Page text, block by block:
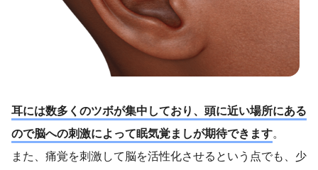
耳には数多くのツボが集中しており、頭に近い場所にある
ので脳への刺激によって眠気覚ましが期待できます。
また、痛覚を刺激して脳を活性化させるという点でも、少